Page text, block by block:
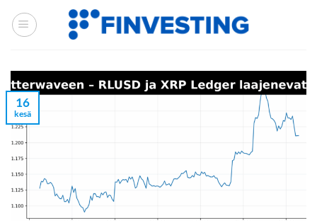
Siirry
sisältöön
16
kesä